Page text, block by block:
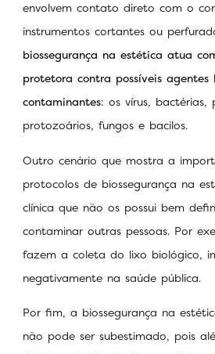
envolvem contato direto com o
instrumentos cortantes ou
biossegurança na estética atua
protetora contra possíveis agentes
contaminantes: os vírus, bactérias,
protozoários, fungos e bacilos.
Outro cenário que mostra a
protocolos de biossegurança na
clínica que não os possui bem
contaminar outras pessoas. Por
fazem a coleta do lixo biológico,
negativamente na saúde pública.
Por fim, a biossegurança na
não pode ser subestimado, pois